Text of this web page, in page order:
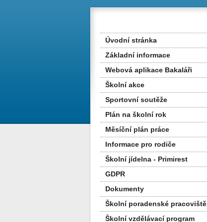
Úvodní stránka
Základní informace
Webová aplikace Bakaláři
Školní akce
Sportovní soutěže
Plán na školní rok
Měsíční plán práce
Informace pro rodiče
Školní jídelna - Primirest
GDPR
Dokumenty
Školní poradenské pracoviště
Školní vzdělávací program